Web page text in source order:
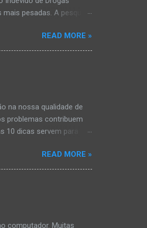
pesadas. A pesquisa
comprometimento
vezes algum problema
o álcool, que é
READ MORE »
na nossa qualidade de
problemas contribuem
dicas servem para
fim de semana – é o
estimulantes devem
3. Não cochilar fora de
prejudicar o sono à
READ MORE »
computador. Muitas